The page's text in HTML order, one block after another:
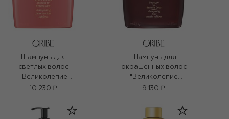
Шампунь для
светлых волос
"Великолепие
цвета" (250ml)
10 230 ₽
Шампунь для
окрашенных волос
"Великолепие
цвета" (250ml)
9 130 ₽